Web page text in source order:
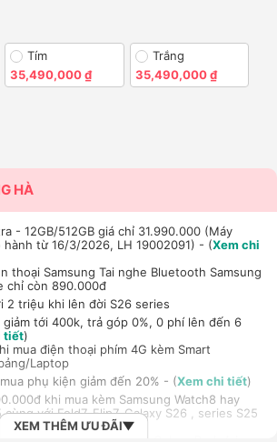
Tím
35,490,000 ₫
Trắng
35,490,000 ₫
HÀ
- 12GB/512GB giá chỉ 31.990.000 (Máy
hành từ 16/3/2026, LH 19002091) - (Xem chi
thoại Samsung Tai nghe Bluetooth Samsung
chỉ còn 890.000đ
2 triệu khi lên đời S26 series
giảm tới 400k, trả góp 0%, 0 phí lên đến 6
tiết)
mua điện thoại phím 4G kèm Smart
Laptop
phụ kiện giảm đến 20% - (Xem chi tiết)
khi mua kèm Samsung Watch8 hay
với Fold7, Flip7, Galaxy S26 , series S25
XEM THÊM ƯU ĐÃI